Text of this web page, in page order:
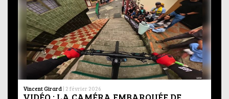
Vincent Girard | 2 février 2026